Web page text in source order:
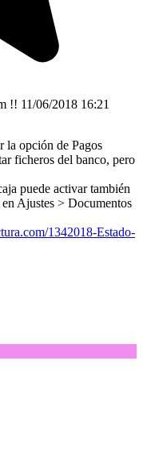
!! 11/06/2018 16:21
la opción de Pagos
ficheros del banco, pero
puede activar también
Ajustes > Documentos
1342018-Estado-